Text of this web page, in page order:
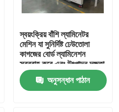
স্বয়ংক্রিয় বাঁশি ল্যামিনেটর
মেশিন যা সুনির্দিষ্ট ঢেউতোলা
কাগজের বোর্ড ল্যামিনেশন
সরবরাহ করে এবং উৎপাদন দক্ষতা
বৃদ্ধি করে
অনুসন্ধান পাঠান